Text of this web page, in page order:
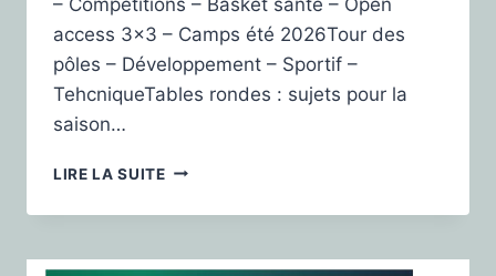
access 3×3 – Camps été 2026Tour des
pôles – Développement – Sportif –
TehcniqueTables rondes : sujets pour la
saison…
LIRE LA SUITE